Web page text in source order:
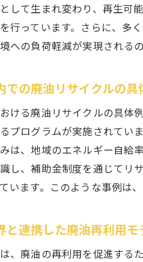
して生まれ変わり、再生可
行っています。さらに、多
への負荷軽減が実現されるの
での廃油リサイクルの具
ける廃油リサイクルの具体
プログラムが実施されてい
は、地域のエネルギー自給
し、補助金制度を通じてリ
います。このような事例は
と連携した廃油再利用モ
、廃油の再利用を促進する